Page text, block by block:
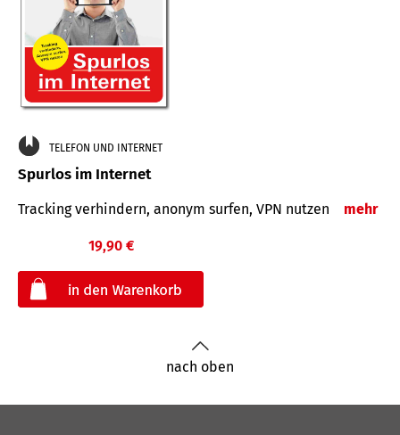
TELEFON UND INTERNET
Spurlos im Internet
Tracking verhindern, anonym surfen, VPN nutzen mehr
19,90 €
nach oben